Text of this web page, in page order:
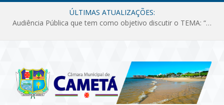
ÚLTIMAS ATUALIZAÇÕES:
Audiência Pública que tem como objetivo discutir o TEMA: “Fornecimento de Energia Elétrica em Debate: Tarifas, Qualidade e Atendimento dos Serviços”